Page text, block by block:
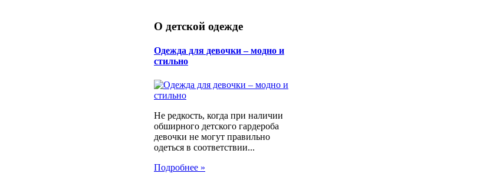
О детской одежде
Одежда для девочки – модно и
стильно
Не редкость, когда при наличии
обширного детского гардероба
девочки не могут правильно
одеться в соответствии...
Подробнее »